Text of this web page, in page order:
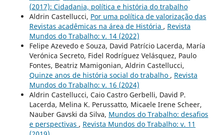
(2017): Cidadania, política e história do trabalho
Aldrin Castellucci, Por uma política de valorização das
Revistas acadêmicas na área de História , Revista
Mundos do Trabalho: v. 14 (2022)
Felipe Azevedo e Souza, David Patrício Lacerda, María
Verónica Secreto, Fidel Rodríguez Velásquez, Paulo
Fontes, Beatriz Mamigonian, Aldrin Castellucci,
Quinze anos de história social do trabalho , Revista
Mundos do Trabalho: v. 16 (2024)
Aldrin Castellucci, Caio Castro Gerbelli, David P.
Lacerda, Melina K. Perussatto, Micaele Irene Scheer,
Nauber Gavski da Silva, Mundos do Trabalho: desafios
e perspectivas , Revista Mundos do Trabalho: v. 11